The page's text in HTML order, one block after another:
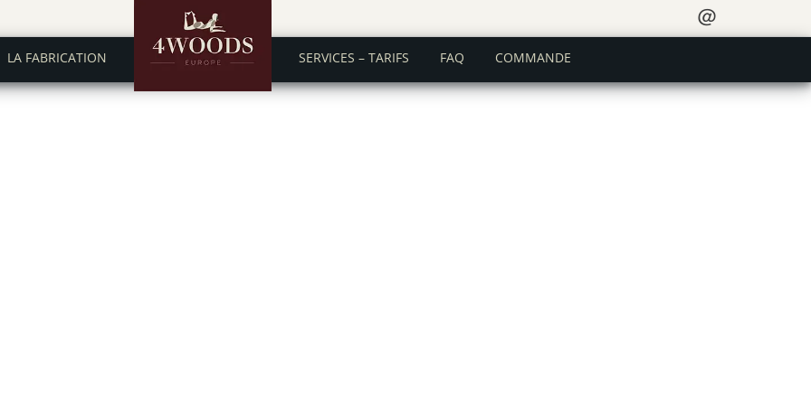
＠
LA FABRICATION SERVICES – TARIFS FAQ COMMANDE